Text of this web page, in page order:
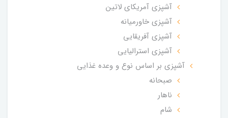
آشپزی آمریکای لاتین
آشپزی خاورمیانه
آشپزی آفریقایی
آشپزی استرالیایی
آشپزی بر اساس نوع و وعده غذایی
صبحانه
ناهار
شام